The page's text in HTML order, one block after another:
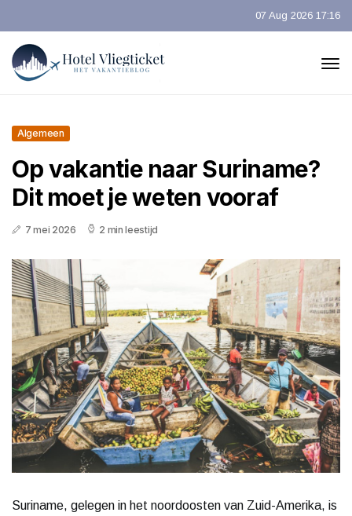
07 Aug 2026 17:16
Algemeen
Op vakantie naar Suriname?
Dit moet je weten vooraf
7 mei 2026 2 min leestijd
Suriname, gelegen in het noordoosten van Zuid-Amerika, is